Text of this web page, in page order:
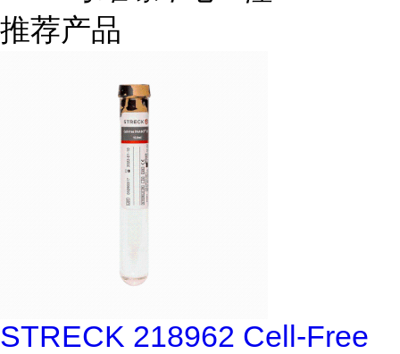
推荐产品
STRECK 218962 Cell-Free